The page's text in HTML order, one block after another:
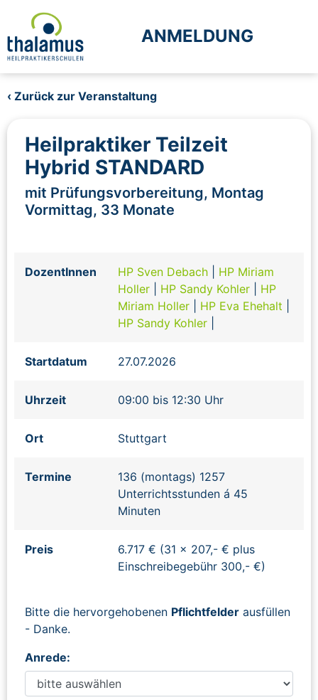
ANMELDUNG
‹ Zurück zur Veranstaltung
Heilpraktiker Teilzeit
Hybrid STANDARD
mit Prüfungsvorbereitung, Montag
Vormittag, 33 Monate
DozentInnen HP Sven Debach
HP Miriam
Holler
HP Sandy Kohler
HP
Miriam Holler
HP Eva Ehehalt
HP Sandy Kohler
Startdatum 27.07.2026
Uhrzeit 09:00 bis 12:30 Uhr
Ort Stuttgart
Termine
136 (montags) 1257
Unterrichtsstunden á 45
Minuten
Preis
6.717 € (31 x 207,- € plus
Einschreibegebühr 300,- €)
Bitte die hervorgehobenen Pflichtfelder ausfüllen
- Danke.
Anrede: